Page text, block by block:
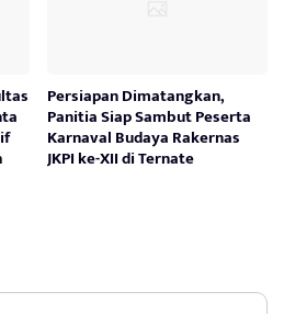
Persiapan Dimatangkan,
Panitia Siap Sambut Peserta
Karnaval Budaya Rakernas
JKPI ke-XII di Ternate